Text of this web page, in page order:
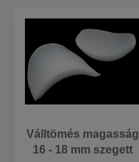
Válltömés magasság
16 - 18 mm szegett